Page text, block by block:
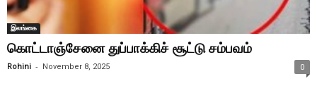
இலங்கை
கொட்டாஞ்சேனை துப்பாக்கிச் சூட்டு சம்பவம்
Rohini - November 8, 2025 0